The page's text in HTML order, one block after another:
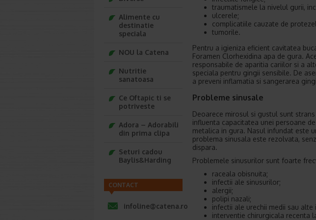
traumatismele la nivelul gurii,
ulcerele;
complicatiile cauzate de
tumorile.
Pentru a igieniza eficient cavitatea
Foramen Clorhexidina apa de gura.
responsabile de aparitia cariilor si a
speciala pentru gingii sensibile. De
a preveni inflamatia si sangerarea
Probleme sinusale
Deoarece mirosul si gustul sunt
influenta capacitatea unei persoane
metalica in gura. Nasul infundat este
problema sinusala este rezolvata,
dispara.
Problemele sinusurilor sunt foarte
raceala obisnuita;
infectii ale sinusurilor;
alergii;
polipi nazali;
infectii ale urechii medii sau
interventie chirurgicala recenta
Alimente cu
destinatie
speciala
NOU la Catena
Nutritie
sanatoasa
Ce Oftapic ti se
potriveste
Adora – Adorabili
din prima clipa
Seturi cadou
Baylis&Harding
CONTACT
infoline@catena.ro